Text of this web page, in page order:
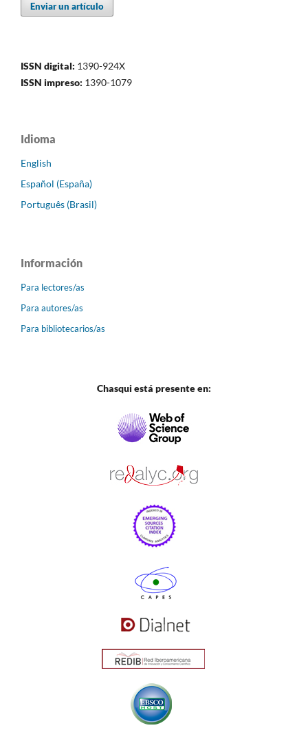
Enviar un artículo
ISSN digital: 1390-924X
ISSN impreso: 1390-1079
Idioma
English
Español (España)
Português (Brasil)
Información
Para lectores/as
Para autores/as
Para bibliotecarios/as
Chasqui está presente en: